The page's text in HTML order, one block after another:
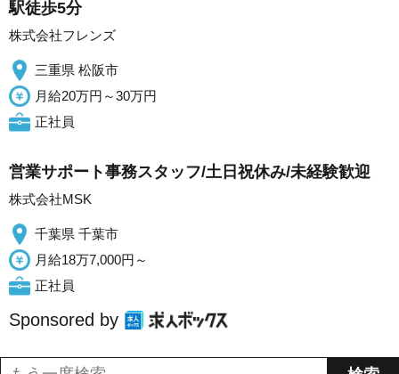
駅徒歩5分
株式会社フレンズ
三重県 松阪市
月給20万円～30万円
正社員
営業サポート事務スタッフ/土日祝休み/未経験歓迎
株式会社MSK
千葉県 千葉市
月給18万7,000円～
正社員
Sponsored by